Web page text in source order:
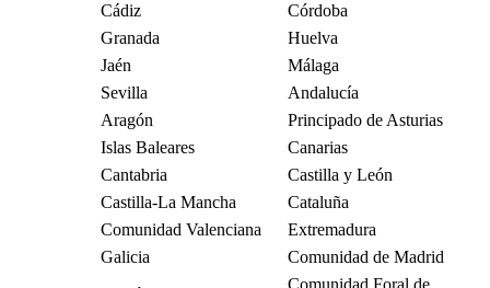
Cádiz
Córdoba
Granada
Huelva
Jaén
Málaga
Sevilla
Andalucía
Aragón
Principado de Asturias
Islas Baleares
Canarias
Cantabria
Castilla y León
Castilla-La Mancha
Cataluña
Comunidad Valenciana
Extremadura
Galicia
Comunidad de Madrid
Comunidad Foral de